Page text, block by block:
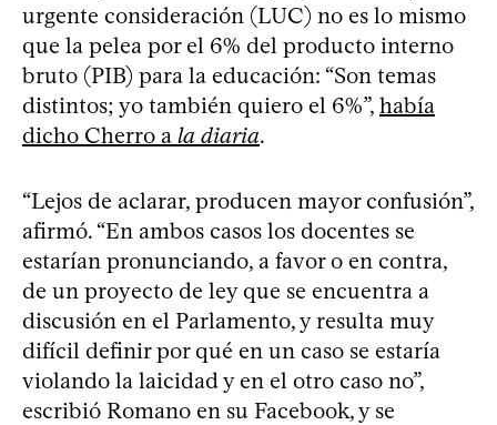
urgente consideración (LUC) no es lo mismo
que la pelea por el 6% del producto interno
bruto (PIB) para la educación: “Son temas
distintos; yo también quiero el 6%”, había
dicho Cherro a la diaria.
“Lejos de aclarar, producen mayor confusión”,
afirmó. “En ambos casos los docentes se
estarían pronunciando, a favor o en contra,
de un proyecto de ley que se encuentra a
discusión en el Parlamento, y resulta muy
difícil definir por qué en un caso se estaría
violando la laicidad y en el otro caso no”,
escribió Romano en su Facebook, y se